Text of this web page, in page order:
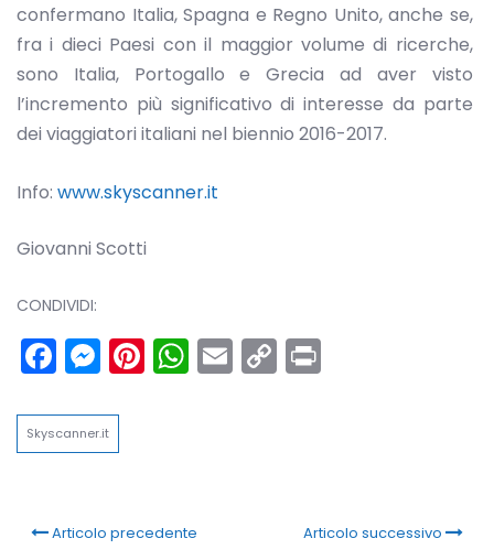
confermano Italia, Spagna e Regno Unito, anche se,
fra i dieci Paesi con il maggior volume di ricerche,
sono Italia, Portogallo e Grecia ad aver visto
l’incremento più significativo di interesse da parte
dei viaggiatori italiani nel biennio 2016-2017.
Info: www.skyscanner.it
Giovanni Scotti
CONDIVIDI:
Facebook
Messenger
Pinterest
WhatsApp
Email
Copy
Link
Skyscanner.it
Articolo precedente Articolo successivo